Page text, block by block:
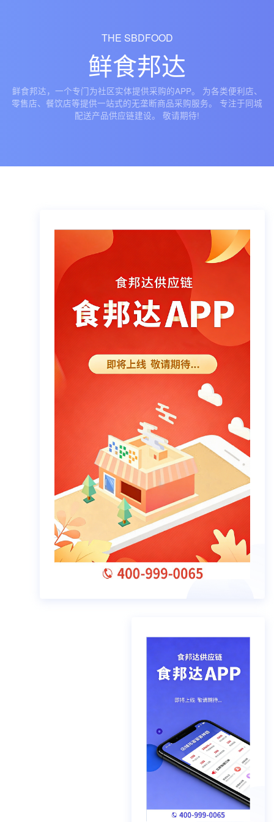
THE SBDFOOD
鲜食邦达
鲜食邦达，一个专门为社区实体提供采购的APP。 为各类便利店、
零售店、餐饮店等提供一站式的无垄断商品采购服务。 专注于同城
配送产品供应链建设。 敬请期待!